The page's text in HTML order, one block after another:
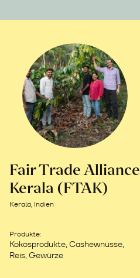
Fair Trade Alliance
Kerala (FTAK)
Kerala, Indien
Produkte:
Kokosprodukte, Cashewnüsse,
Reis, Gewürze